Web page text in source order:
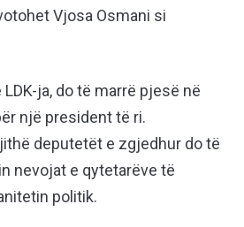
Vjosa Osmani si
ja, do të marrë pjesë në
një president të ri.
deputetët e zgjedhur do të
nevojat e qytetarëve të
politik.